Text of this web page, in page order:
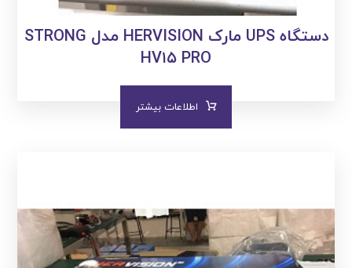
دستگاه UPS مارک HERVISION مدل STRONG
HV۱۵ PRO
اطلاعات بیشتر